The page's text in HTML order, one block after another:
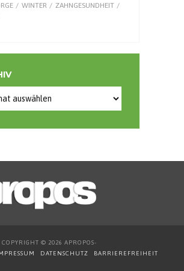
WINTER
ZAHNGESUNDHEIT
COPYRIGHT © 2026 APROPOS-
DATENSCHUTZ BARRIEREFREIHEIT